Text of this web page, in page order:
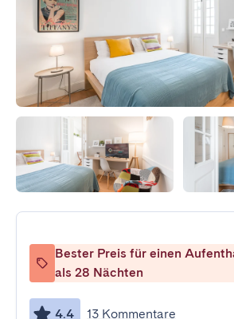
Bester Preis für einen
als 28 Nächten
4.4 13 Kommentare